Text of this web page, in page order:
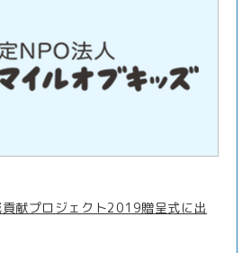
献プロジェクト2019贈呈式に出